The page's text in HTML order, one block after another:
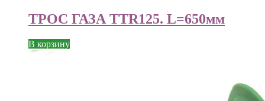
ТРОС ГАЗА TTR125. L=650мм
В корзину